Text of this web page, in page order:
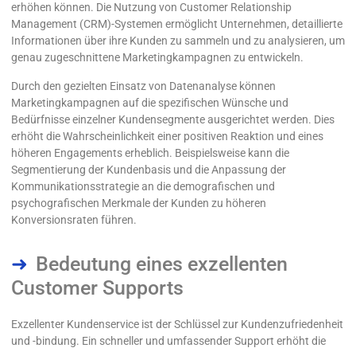
erhöhen können. Die Nutzung von Customer Relationship
Management (CRM)-Systemen ermöglicht Unternehmen, detaillierte
Informationen über ihre Kunden zu sammeln und zu analysieren, um
genau zugeschnittene Marketingkampagnen zu entwickeln.
Durch den gezielten Einsatz von Datenanalyse können
Marketingkampagnen auf die spezifischen Wünsche und
Bedürfnisse einzelner Kundensegmente ausgerichtet werden. Dies
erhöht die Wahrscheinlichkeit einer positiven Reaktion und eines
höheren Engagements erheblich. Beispielsweise kann die
Segmentierung der Kundenbasis und die Anpassung der
Kommunikationsstrategie an die demografischen und
psychografischen Merkmale der Kunden zu höheren
Konversionsraten führen.
Bedeutung eines exzellenten
Customer Supports
Exzellenter Kundenservice ist der Schlüssel zur Kundenzufriedenheit
und -bindung. Ein schneller und umfassender Support erhöht die